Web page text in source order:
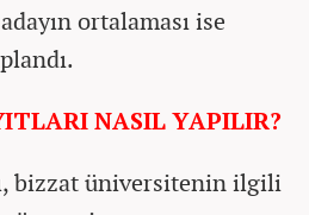
ortalaması ise
NASIL YAPILIR?
bizzat üniversitenin ilgili